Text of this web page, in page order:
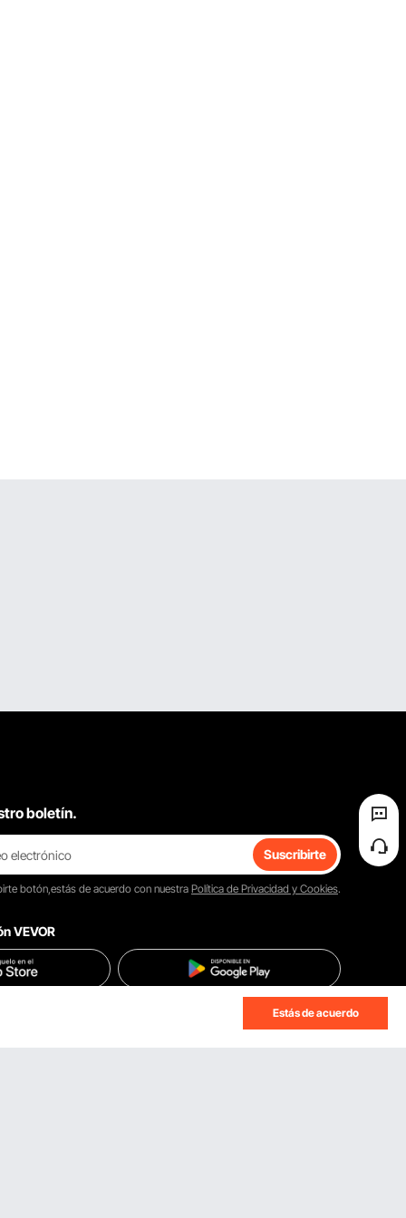
boletín.
Suscribirte
botón,estás de acuerdo con nuestra Política de Privacidad y Cookies.
VEVOR
Estás de acuerdo